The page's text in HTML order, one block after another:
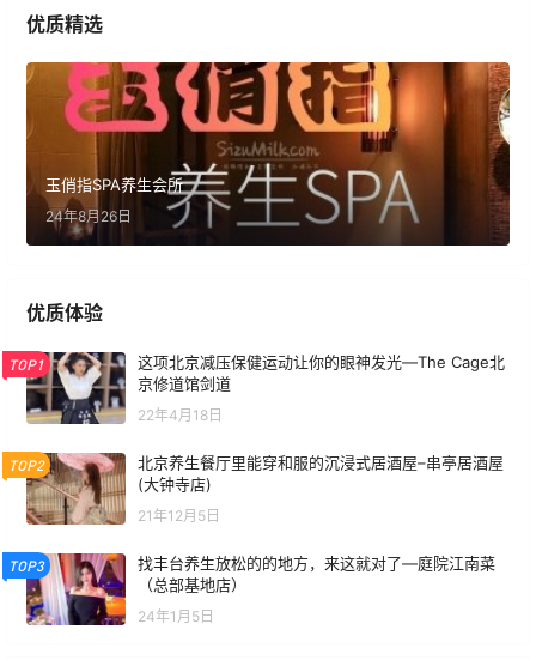
优质精选
玉俏指SPA养生会所
24年8月26日
优质体验
TOP1
这项北京减压保健运动让你的眼神发光—The Cage北
京修道馆剑道
22年4月18日
TOP2
北京养生餐厅里能穿和服的沉浸式居酒屋–串亭居酒屋
(大钟寺店)
21年12月5日
TOP3
找丰台养生放松的的地方，来这就对了—庭院江南菜
（总部基地店）
24年1月5日